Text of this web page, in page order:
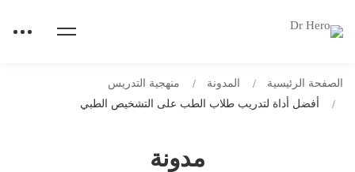
مدونة
الصفحة الرئيسية المدونة
منهجية التدريس
أفضل أداة لتدريب طلاب الطب على التشخيص الطبي